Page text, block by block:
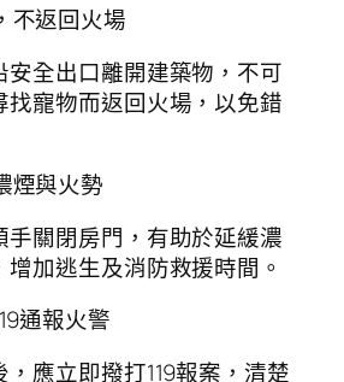
不返回火場
安全出口離開建築物，不可
找寵物而返回火場，以免錯
煙與火勢
手關閉房門，有助於延緩濃
加逃生及消防救援時間。
通報火警
應立即撥打119報案，清楚